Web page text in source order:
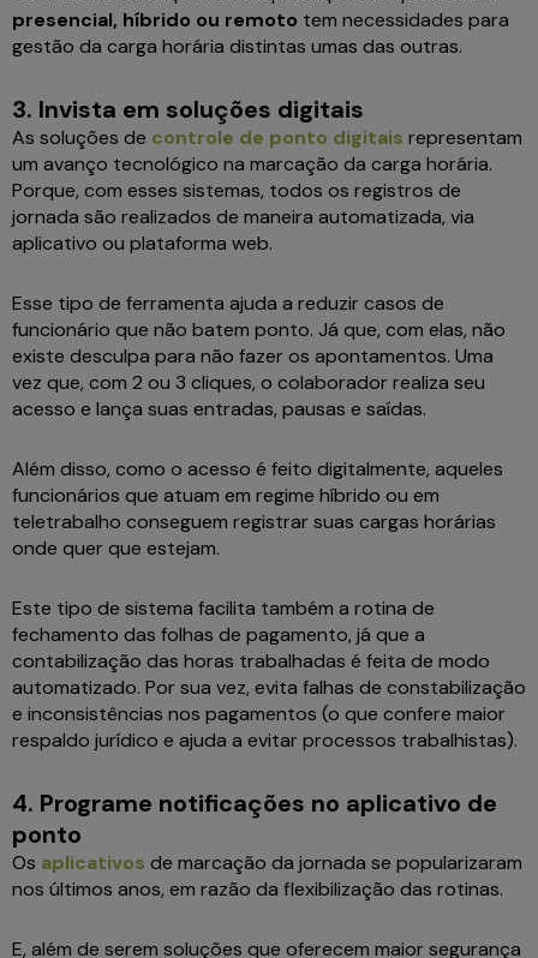
presencial, híbrido ou remoto tem necessidades para
gestão da carga horária distintas umas das outras.
3. Invista em soluções digitais
As soluções de controle de ponto digitais representam
um avanço tecnológico na marcação da carga horária.
Porque, com esses sistemas, todos os registros de
jornada são realizados de maneira automatizada, via
aplicativo ou plataforma web.
Esse tipo de ferramenta ajuda a reduzir casos de
funcionário que não batem ponto. Já que, com elas, não
existe desculpa para não fazer os apontamentos. Uma
vez que, com 2 ou 3 cliques, o colaborador realiza seu
acesso e lança suas entradas, pausas e saídas.
Além disso, como o acesso é feito digitalmente, aqueles
funcionários que atuam em regime híbrido ou em
teletrabalho conseguem registrar suas cargas horárias
onde quer que estejam.
Este tipo de sistema facilita também a rotina de
fechamento das folhas de pagamento, já que a
contabilização das horas trabalhadas é feita de modo
automatizado. Por sua vez, evita falhas de constabilização
e inconsistências nos pagamentos (o que confere maior
respaldo jurídico e ajuda a evitar processos trabalhistas).
4. Programe notificações no aplicativo de
ponto
Os aplicativos de marcação da jornada se popularizaram
nos últimos anos, em razão da flexibilização das rotinas.
E, além de serem soluções que oferecem maior segurança